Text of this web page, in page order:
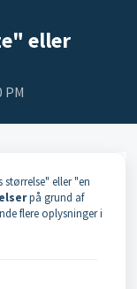
eller
PM
størrelse" eller "en
på grund af
flere oplysninger i